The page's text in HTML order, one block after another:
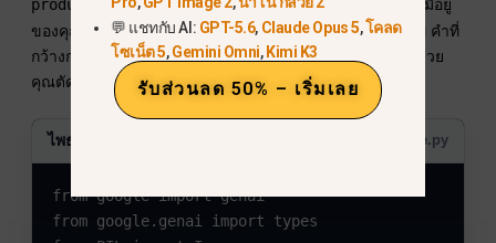
product-reference.png
ของคุณ” หากงานหลักของคุณคือการเปรียบเทียบโมเดลภาพ คำที่
กว้างกว่า
การทดสอบทางเลือกของ Gemini 3 Pro
สามารถช่วย
คุณตัดสินใจได้ว่า Pro คุ้มค่ากับการตั้งค่าเพิ่มเติมหรือไม่.
ไพธอน edit-with-reference.py
from google import genai
from google.genai import types
💬 แชทกับ AI: GPT-5.6, Claude Opus 5,โคลด
โซเน็ต 5,Gemini Omni,Kimi K3
รับส่วนลด 50% – เริ่มเลย